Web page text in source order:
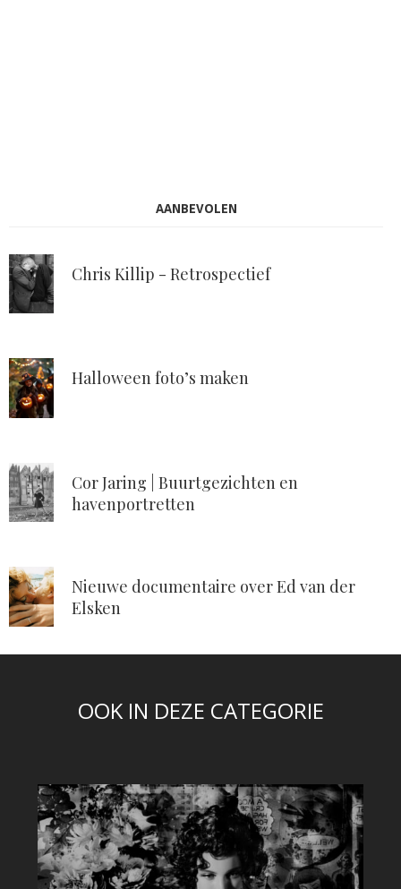
AANBEVOLEN
Chris Killip - Retrospectief
Halloween foto’s maken
Cor Jaring | Buurtgezichten en
havenportretten
Nieuwe documentaire over Ed van der
Elsken
OOK IN DEZE CATEGORIE